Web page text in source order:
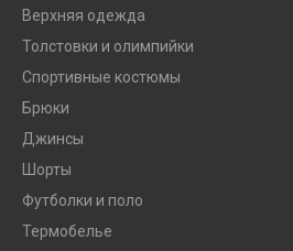
Верхняя одежда
Толстовки и олимпийки
Спортивные костюмы
Брюки
Джинсы
Шорты
Футболки и поло
Термобелье